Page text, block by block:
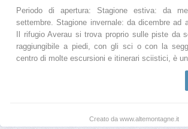
Periodo di apertura: Stagione estiva: da
settembre. Stagione invernale: da dicembre ad
Il rifugio Averau si trova proprio sulle piste da
raggiungibile a piedi, con gli sci o con la
centro di molte escursioni e itinerari sciistici, è
Creato da www.altemontagne.it